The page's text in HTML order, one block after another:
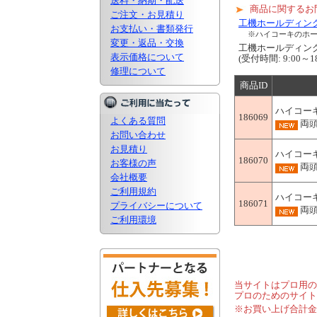
ご注文・お見積り
お支払い・書類発行
変更・返品・交換
表示価格について
修理について
よくある質問
お問い合わせ
お見積り
お客様の声
会社概要
ご利用規約
プライバシーについて
ご利用環境
商品に関する
工機ホールディン
※ハイコーキのホ
工機ホールディ
(受付時間: 9:00～
商品ID
186069
ハイコー
両
186070
ハイコー
両
186071
ハイコー
両
当サイトはプロ用
プロのためのサイ
※お買い上げ合計